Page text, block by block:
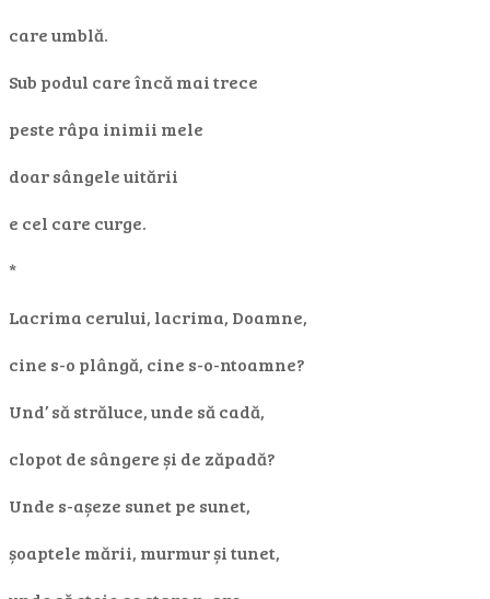
care umblă.
Sub podul care încă mai trece
peste râpa inimii mele
doar sângele uitării
e cel care curge.
*
Lacrima cerului, lacrima, Doamne,
cine s-o plângă, cine s-o-ntoamne?
Und’ să străluce, unde să cadă,
clopot de sângere și de zăpadă?
Unde s-așeze sunet pe sunet,
șoaptele mării, murmur și tunet,